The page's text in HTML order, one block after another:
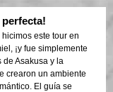
este tour en
¡y fue simplemente
de Asakusa y la
crearon un ambiente
El guía se